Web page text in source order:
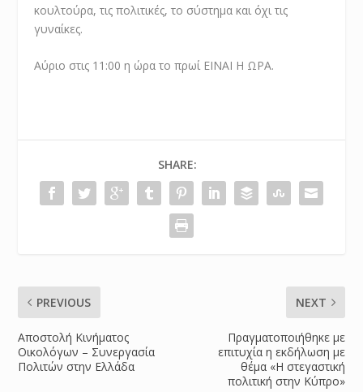
κουλτούρα, τις πολιτικές, το σύστημα και όχι τις
γυναίκες.
Αύριο στις 11:00 η ώρα το πρωί ΕΙΝΑΙ Η ΩΡΑ.
SHARE:
PREVIOUS
Αποστολή Κινήματος
Οικολόγων – Συνεργασία
Πολιτών στην Ελλάδα
NEXT
Πραγματοποιήθηκε με
επιτυχία η εκδήλωση με
θέμα «Η στεγαστική
πολιτική στην Κύπρο»